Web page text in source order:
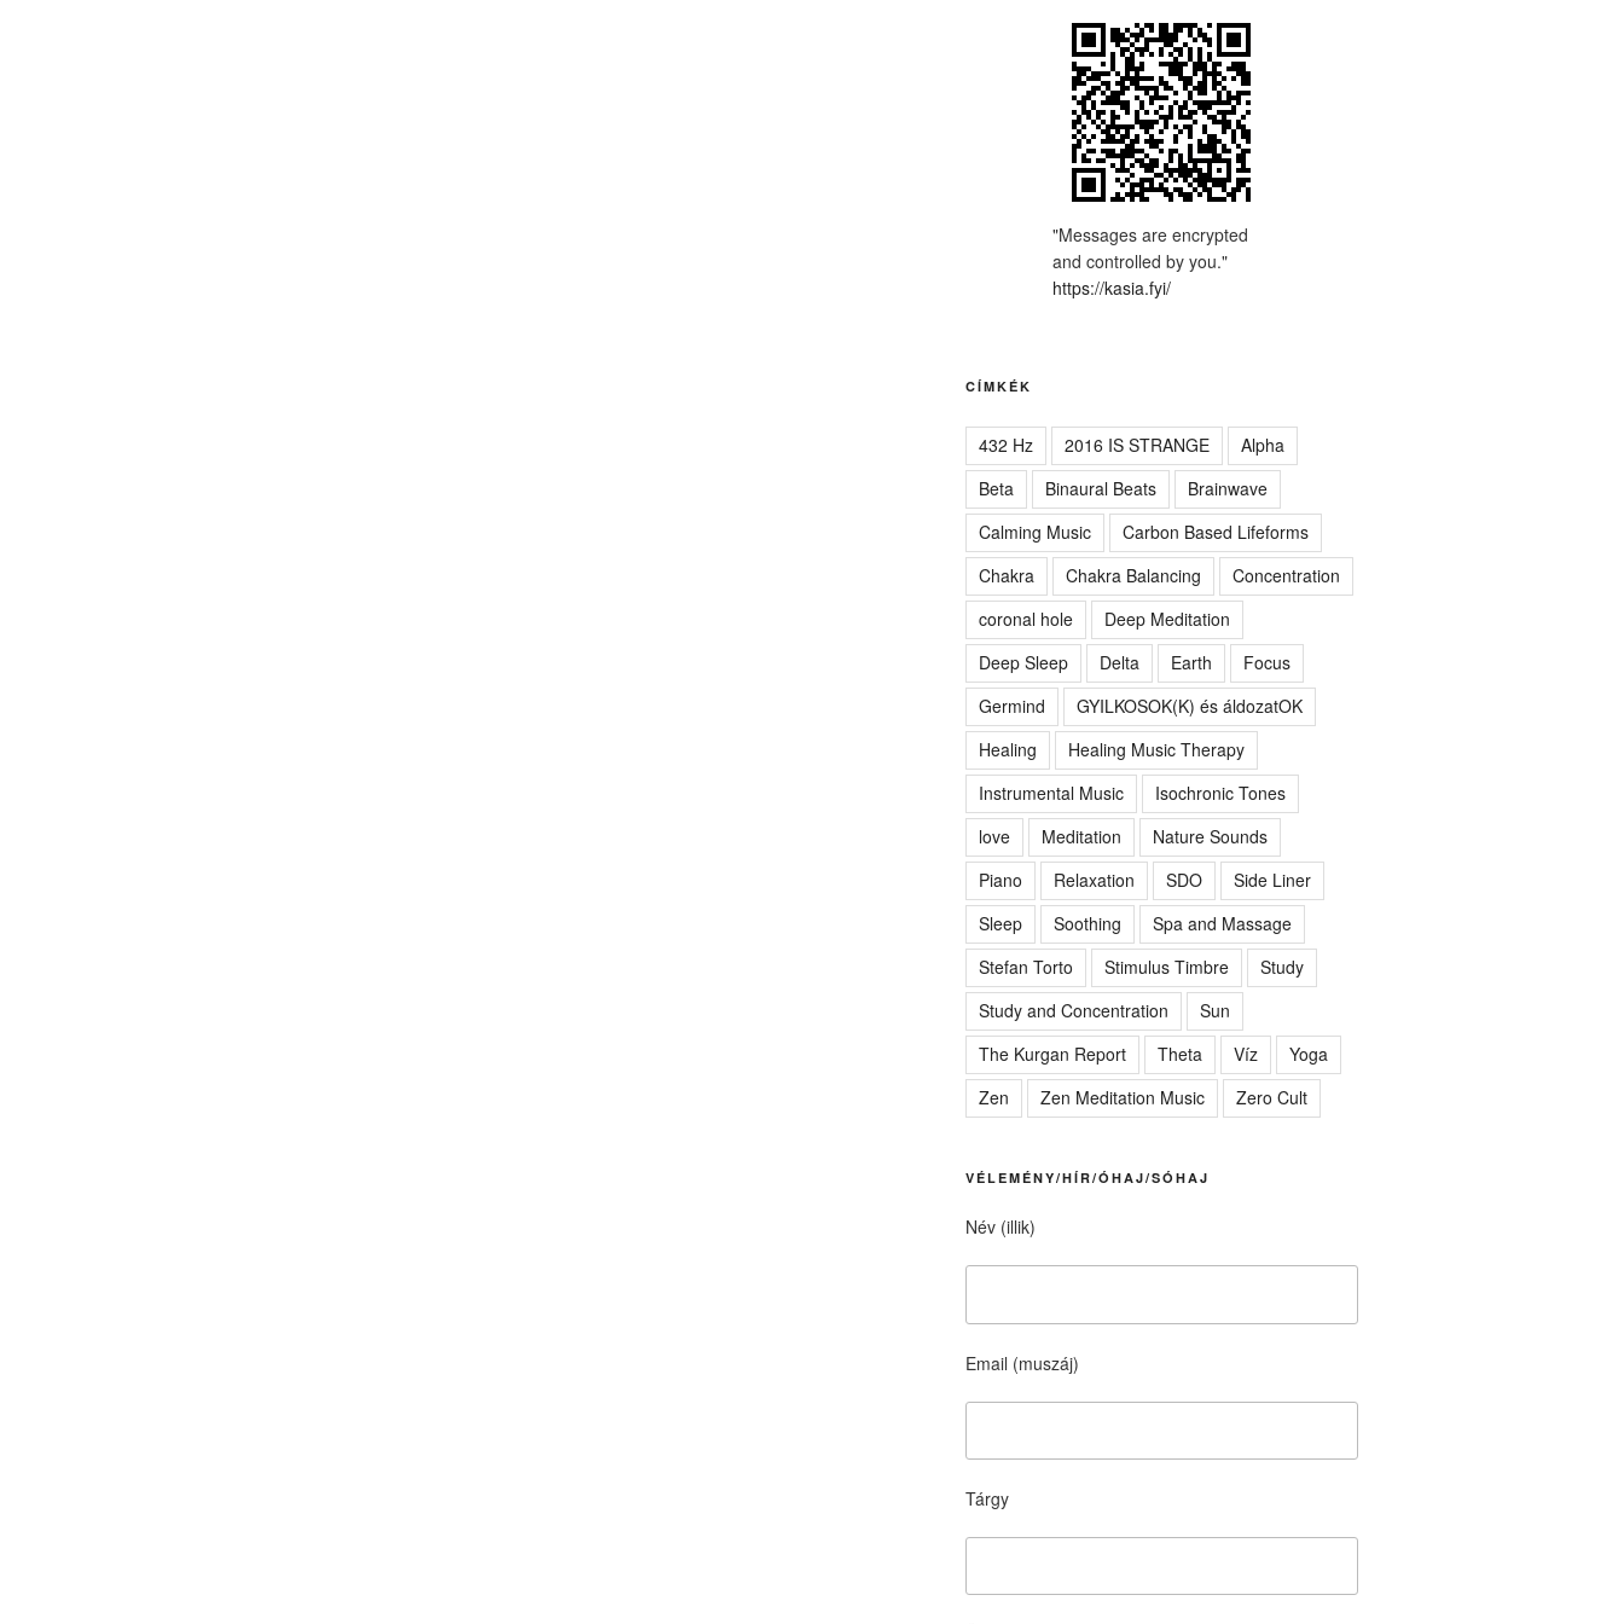
"Messages are encrypted
and controlled by you."
https://kasia.fyi/
CÍMKÉK
432 Hz 2016 IS STRANGE
Alpha
Beta
Binaural Beats
Brainwave
Calming Music
Carbon Based Lifeforms
Chakra
Chakra Balancing
Concentration
coronal hole
Deep Meditation
Deep Sleep
Delta Earth
Focus
Germind
GYILKOSOK(K) és áldozatOK
Healing
Healing Music Therapy
Instrumental Music
Isochronic Tones
love
Meditation
Nature Sounds
Piano
Relaxation SDO
Side Liner
Sleep
Soothing
Spa and Massage
Stefan Torto
Stimulus Timbre
Study
Study and Concentration
Sun
The Kurgan Report
Theta Víz
Yoga
Zen
Zen Meditation Music Zero Cult
VÉLEMÉNY/HÍR/ÓHAJ/SÓHAJ
Név (illik)
Email (muszáj)
Tárgy